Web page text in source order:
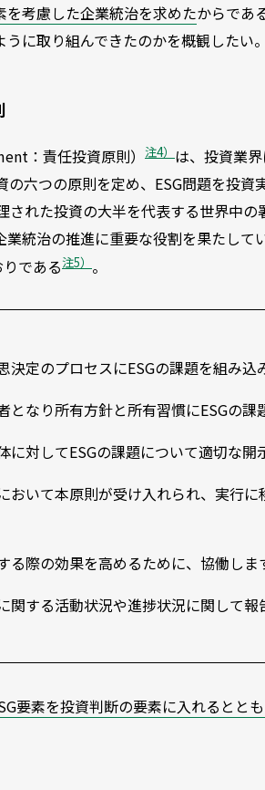
を考慮した企業統治を求めたからであ
に取り組んできたのかを概観したい。
：責任投資原則） 注4） は、投資業
六つの原則を定め、ESG問題を投資
された投資の大半を代表する世界中
統治の推進に重要な役割を果たして
である注5） 。
定のプロセスにESGの課題を組み込
なり所有方針と所有習慣にESGの課
対してESGの課題について適切な開
おいて本原則が受け入れられ、実行
際の効果を高めるために、協働しま
する活動状況や進捗状況に関して報
要素を投資判断の要素に入れるとと